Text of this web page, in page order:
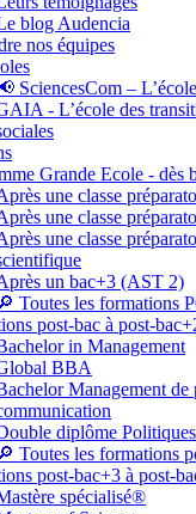
blog Audencia
nos équipes
SciencesCom –
- L’école des
Grande Ecole - dès
une classe
une classe
une classe
un bac+3 (AST 2)
Toutes les formations
post-bac à post-
in Management
BBA
Management de
diplôme
Toutes les formations
post-bac+3 à post-
spécialisé®